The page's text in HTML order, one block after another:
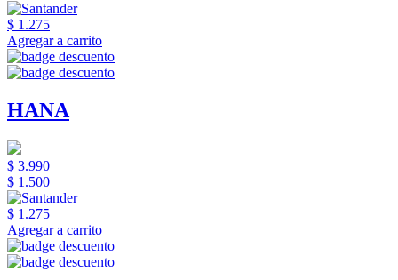
$ 1.275
Agregar a carrito
HANA
$ 3.990
$ 1.500
$ 1.275
Agregar a carrito